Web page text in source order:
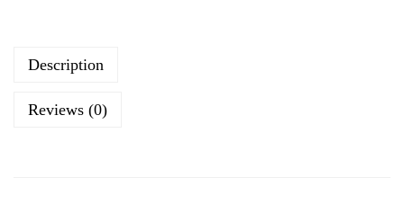
Description
Reviews (0)